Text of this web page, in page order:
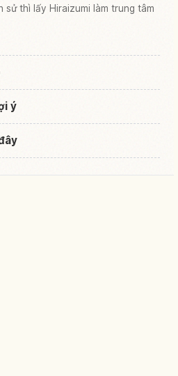
sử thì lấy Hiraizumi làm trung tâm
ý